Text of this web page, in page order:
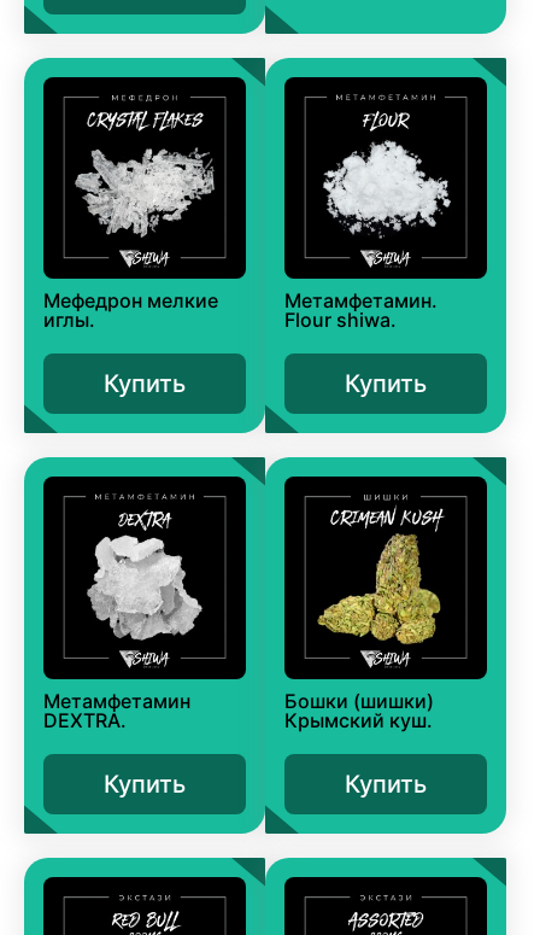
Мефедрон мелкие
иглы.
Купить
Метамфетамин.
Flour shiwa.
Купить
Метамфетамин
DEXTRA.
Купить
Бошки (шишки)
Крымский куш.
Купить